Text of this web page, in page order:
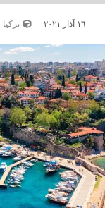
١٦ آذار ٢٠٢١ تركيا